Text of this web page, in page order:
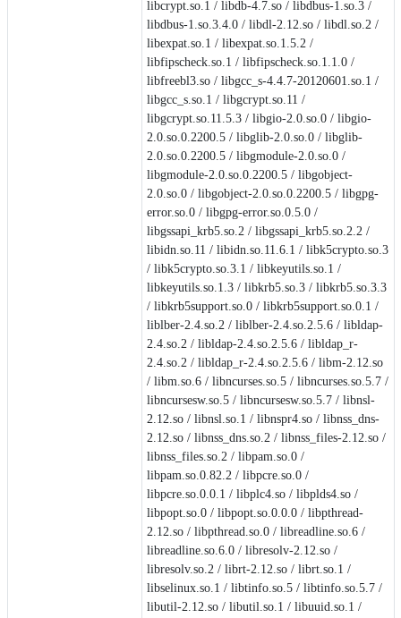
libcrypt.so.1 / libdb-4.7.so / libdbus-1.so.3 /
libdbus-1.so.3.4.0 / libdl-2.12.so / libdl.so.2 /
libexpat.so.1 / libexpat.so.1.5.2 /
libfipscheck.so.1 / libfipscheck.so.1.1.0 /
libfreebl3.so / libgcc_s-4.4.7-20120601.so.1 /
libgcc_s.so.1 / libgcrypt.so.11 /
libgcrypt.so.11.5.3 / libgio-2.0.so.0 / libgio-
2.0.so.0.2200.5 / libglib-2.0.so.0 / libglib-
2.0.so.0.2200.5 / libgmodule-2.0.so.0 /
libgmodule-2.0.so.0.2200.5 / libgobject-
2.0.so.0 / libgobject-2.0.so.0.2200.5 / libgpg-
error.so.0 / libgpg-error.so.0.5.0 /
libgssapi_krb5.so.2 / libgssapi_krb5.so.2.2 /
libidn.so.11 / libidn.so.11.6.1 / libk5crypto.so.3
/ libk5crypto.so.3.1 / libkeyutils.so.1 /
libkeyutils.so.1.3 / libkrb5.so.3 / libkrb5.so.3.3
/ libkrb5support.so.0 / libkrb5support.so.0.1 /
liblber-2.4.so.2 / liblber-2.4.so.2.5.6 / libldap-
2.4.so.2 / libldap-2.4.so.2.5.6 / libldap_r-
2.4.so.2 / libldap_r-2.4.so.2.5.6 / libm-2.12.so
/ libm.so.6 / libncurses.so.5 / libncurses.so.5.7 /
libncursesw.so.5 / libncursesw.so.5.7 / libnsl-
2.12.so / libnsl.so.1 / libnspr4.so / libnss_dns-
2.12.so / libnss_dns.so.2 / libnss_files-2.12.so /
libnss_files.so.2 / libpam.so.0 /
libpam.so.0.82.2 / libpcre.so.0 /
libpcre.so.0.0.1 / libplc4.so / libplds4.so /
libpopt.so.0 / libpopt.so.0.0.0 / libpthread-
2.12.so / libpthread.so.0 / libreadline.so.6 /
libreadline.so.6.0 / libresolv-2.12.so /
libresolv.so.2 / librt-2.12.so / librt.so.1 /
libselinux.so.1 / libtinfo.so.5 / libtinfo.so.5.7 /
libutil-2.12.so / libutil.so.1 / libuuid.so.1 /